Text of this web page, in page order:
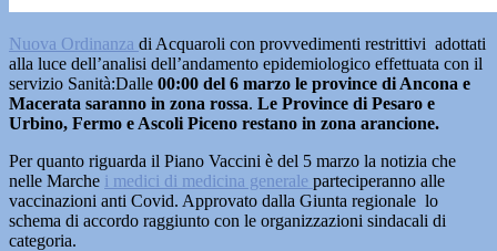
Nuova Ordinanza di Acquaroli con provvedimenti restrittivi adottati
alla luce dell’analisi dell’andamento epidemiologico effettuata con il
servizio Sanità:Dalle 00:00 del 6 marzo le province di Ancona e
Macerata saranno in zona rossa. Le Province di Pesaro e
Urbino, Fermo e Ascoli Piceno restano in zona arancione.
Per quanto riguarda il Piano Vaccini è del 5 marzo la notizia che
nelle Marche i medici di medicina generale parteciperanno alle
vaccinazioni anti Covid. Approvato dalla Giunta regionale lo
schema di accordo raggiunto con le organizzazioni sindacali di
categoria.